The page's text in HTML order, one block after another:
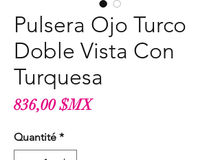
Pulsera Ojo Turco
Doble Vista Con
Turquesa
836,00 $MXPrix
Quantité *